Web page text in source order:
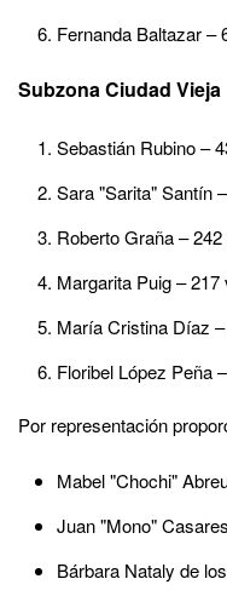
Fernanda Baltazar –
Subzona Ciudad Vieja
Sebastián Rubino –
Sara "Sarita" Santín
Roberto Graña –
Margarita Puig – 217
María Cristina Díaz
Floribel López Peña
Por representación
Mabel "Chochi"
Juan "Mono"
Bárbara Nataly de